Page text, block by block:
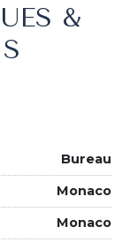
&
Bureau
Monaco
Monaco